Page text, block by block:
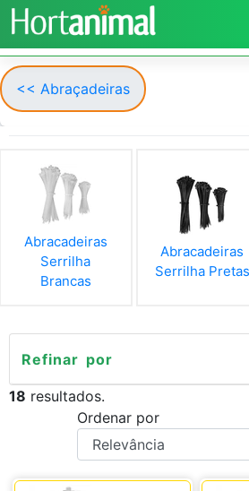
<< Abraçadeiras
Abracadeiras
Serrilha
Brancas
Abracadeiras
Serrilha Pretas
Refinar por
18 resultados.
Ordenar por